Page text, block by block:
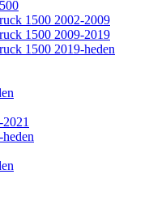
1500 2002-2009
1500 2009-2019
1500 2019-heden